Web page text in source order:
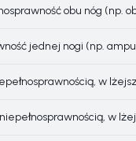
obu nóg (np.
jednej nogi (np.
w
w